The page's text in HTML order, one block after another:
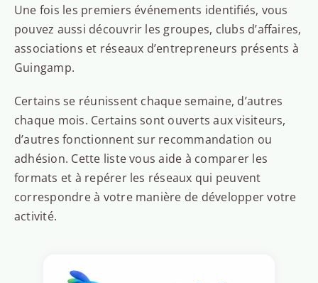
Une fois les premiers événements identifiés, vous
pouvez aussi découvrir les groupes, clubs d’affaires,
associations et réseaux d’entrepreneurs présents à
Guingamp.
Certains se réunissent chaque semaine, d’autres
chaque mois. Certains sont ouverts aux visiteurs,
d’autres fonctionnent sur recommandation ou
adhésion. Cette liste vous aide à comparer les
formats et à repérer les réseaux qui peuvent
correspondre à votre manière de développer votre
activité.